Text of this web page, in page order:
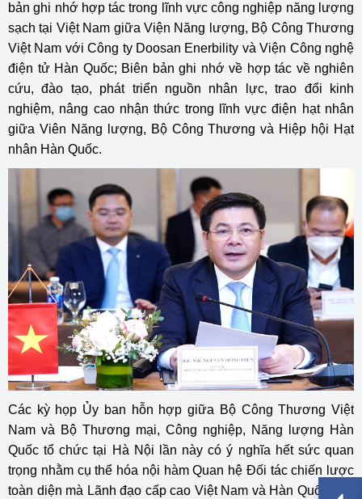
bản ghi nhớ hợp tác trong lĩnh vực công nghiệp năng lượng
sạch tại Việt Nam giữa Viện Năng lượng, Bộ Công Thương
Việt Nam với Công ty Doosan Enerbility và Viện Công nghệ
điện tử Hàn Quốc; Biên bản ghi nhớ về hợp tác về nghiên
cứu, đào tạo, phát triển nguồn nhân lực, trao đổi kinh
nghiệm, nâng cao nhận thức trong lĩnh vực điện hạt nhân
giữa Viên Năng lượng, Bộ Công Thương và Hiệp hội Hạt
nhân Hàn Quốc.
Các kỳ họp Ủy ban hỗn hợp giữa Bộ Công Thương Việt
Nam và Bộ Thương mại, Công nghiệp, Năng lượng Hàn
Quốc tổ chức tại Hà Nội lần này có ý nghĩa hết sức quan
trọng nhằm cụ thể hóa nội hàm Quan hệ Đối tác chiến lược
toàn diện mà Lãnh đạo cấp cao Việt Nam và Hàn Quốc vừa